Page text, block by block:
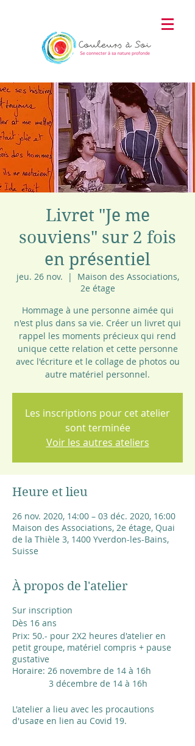
Livret "Je me
souviens" sur 2 fois
en présentiel
jeu. 26 nov.
  |
Maison des Associations,
2e étage
Hommage à une personne aimée qui
n'est plus dans sa vie. Créer un livret qui
rappel les moments précieux qui rend
unique cette relation et cette personne
avec l'écriture et le collage de photos ou
autre matériel personnel.
Les inscriptions pour cet atelier
sont terminée
Voir les autres ateliers
Heure et lieu
26 nov. 2020, 14:00 – 03 déc. 2020, 16:00
Maison des Associations, 2e étage, Quai
de la Thièle 3, 1400 Yverdon-les-Bains,
Suisse
À propos de l'atelier
Sur inscription
Dès 16 ans
Prix: 50.- pour 2X2 heures d'atelier en
petit groupe, matériel compris + pause
gustative
Horaire: 26 novembre de 14 à 16h
3 décembre de 14 à 16h
L'atelier a lieu avec les procautions
d'usage en lien au Covid 19.